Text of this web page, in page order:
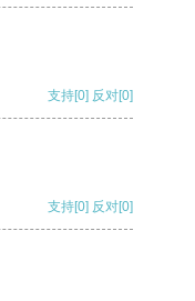
支持[0] 反对[0]
支持[0] 反对[0]